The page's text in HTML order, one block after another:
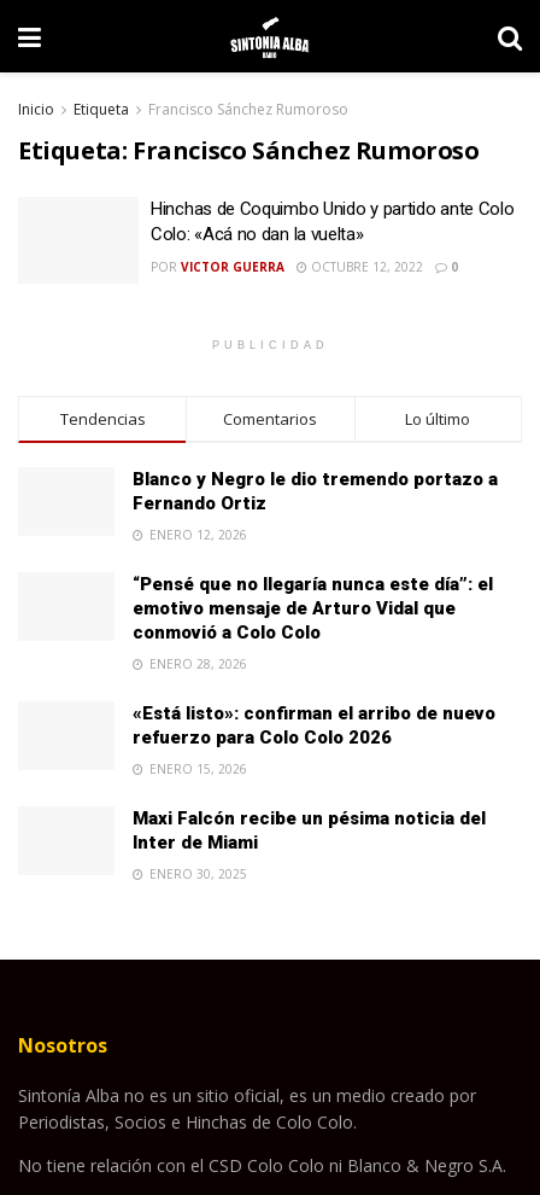
Inicio Etiqueta Francisco Sánchez Rumoroso
Etiqueta: Francisco Sánchez Rumoroso
Hinchas de Coquimbo Unido y partido ante Colo
Colo: «Acá no dan la vuelta»
POR VICTOR GUERRA OCTUBRE 12, 2022 0
PUBLICIDAD
Tendencias Comentarios Lo último
Blanco y Negro le dio tremendo portazo a
Fernando Ortiz
ENERO 12, 2026
“Pensé que no llegaría nunca este día”: el
emotivo mensaje de Arturo Vidal que
conmovió a Colo Colo
ENERO 28, 2026
«Está listo»: confirman el arribo de nuevo
refuerzo para Colo Colo 2026
ENERO 15, 2026
Maxi Falcón recibe un pésima noticia del
Inter de Miami
ENERO 30, 2025
Nosotros
Sintonía Alba no es un sitio oficial, es un medio creado por
Periodistas, Socios e Hinchas de Colo Colo.
No tiene relación con el CSD Colo Colo ni Blanco & Negro S.A.